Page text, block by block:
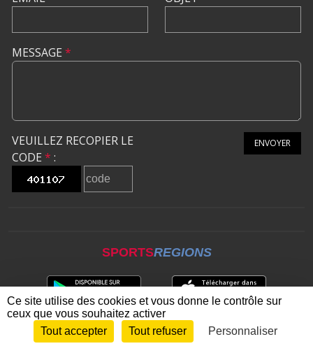
MESSAGE *
VEUILLEZ RECOPIER LE
CODE * :
ENVOYER
SPORTSREGIONS
Envie de participer ? CONNEXION
Ce site utilise des cookies et vous donne le contrôle sur
ceux que vous souhaitez activer
Tout accepter
Tout refuser Personnaliser